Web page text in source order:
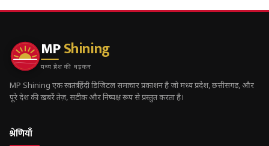
MPShining
मध्य प्रदेश की धड़कन
MP Shining एक स्वतंत्र हिंदी डिजिटल समाचार प्रकाशन है जो मध्य प्रदेश, छत्तीसगढ़, और
पूरे देश की ख़बरें तेज़, सटीक और निष्पक्ष रूप से प्रस्तुत करता है।
श्रेणियाँ